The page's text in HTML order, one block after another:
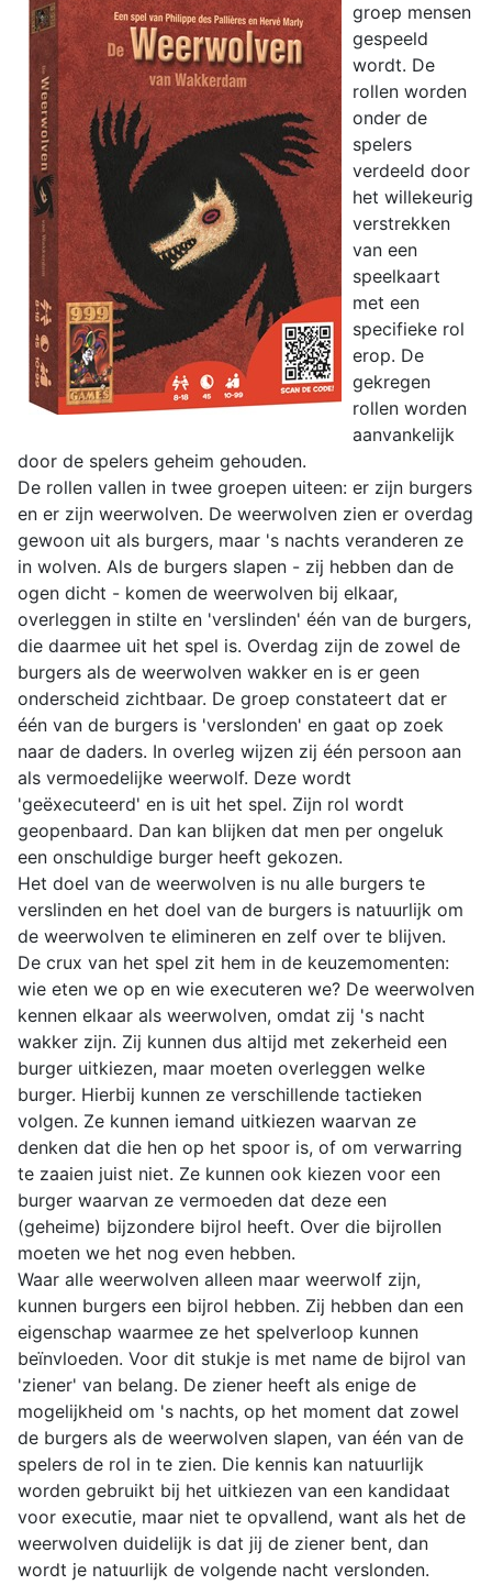
groep mensen
gespeeld
wordt. De
rollen worden
onder de
spelers
verdeeld door
het willekeurig
verstrekken
van een
speelkaart
met een
specifieke rol
erop. De
gekregen
rollen worden
aanvankelijk
door de spelers geheim gehouden.
De rollen vallen in twee groepen uiteen: er zijn burgers
en er zijn weerwolven. De weerwolven zien er overdag
gewoon uit als burgers, maar 's nachts veranderen ze
in wolven. Als de burgers slapen - zij hebben dan de
ogen dicht - komen de weerwolven bij elkaar,
overleggen in stilte en 'verslinden' één van de burgers,
die daarmee uit het spel is. Overdag zijn de zowel de
burgers als de weerwolven wakker en is er geen
onderscheid zichtbaar. De groep constateert dat er
één van de burgers is 'verslonden' en gaat op zoek
naar de daders. In overleg wijzen zij één persoon aan
als vermoedelijke weerwolf. Deze wordt
'geëxecuteerd' en is uit het spel. Zijn rol wordt
geopenbaard. Dan kan blijken dat men per ongeluk
een onschuldige burger heeft gekozen.
Het doel van de weerwolven is nu alle burgers te
verslinden en het doel van de burgers is natuurlijk om
de weerwolven te elimineren en zelf over te blijven.
De crux van het spel zit hem in de keuzemomenten:
wie eten we op en wie executeren we? De weerwolven
kennen elkaar als weerwolven, omdat zij 's nacht
wakker zijn. Zij kunnen dus altijd met zekerheid een
burger uitkiezen, maar moeten overleggen welke
burger. Hierbij kunnen ze verschillende tactieken
volgen. Ze kunnen iemand uitkiezen waarvan ze
denken dat die hen op het spoor is, of om verwarring
te zaaien juist niet. Ze kunnen ook kiezen voor een
burger waarvan ze vermoeden dat deze een
(geheime) bijzondere bijrol heeft. Over die bijrollen
moeten we het nog even hebben.
Waar alle weerwolven alleen maar weerwolf zijn,
kunnen burgers een bijrol hebben. Zij hebben dan een
eigenschap waarmee ze het spelverloop kunnen
beïnvloeden. Voor dit stukje is met name de bijrol van
'ziener' van belang. De ziener heeft als enige de
mogelijkheid om 's nachts, op het moment dat zowel
de burgers als de weerwolven slapen, van één van de
spelers de rol in te zien. Die kennis kan natuurlijk
worden gebruikt bij het uitkiezen van een kandidaat
voor executie, maar niet te opvallend, want als het de
weerwolven duidelijk is dat jij de ziener bent, dan
wordt je natuurlijk de volgende nacht verslonden.